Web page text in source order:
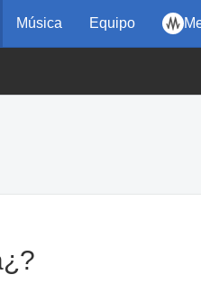
Música Equipo